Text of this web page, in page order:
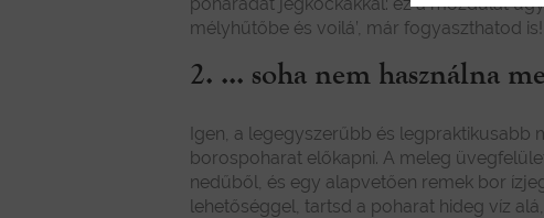
mélyhűtőbe és voilá’, már fogyaszthatod is!
2. ... soha nem használna
Igen, a legegyszerűbb és
borospoharat előkapni. A meleg
nedűből, és egy alapvetően remek bor
lehetőséggel, tartsd a poharat hideg víz